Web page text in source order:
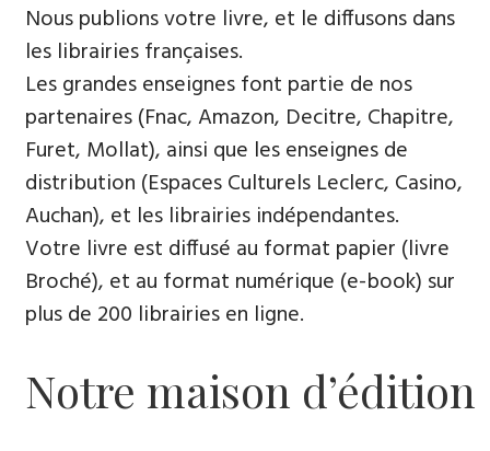
Nous publions votre livre, et le diffusons dans
les librairies françaises​.
Les grandes enseignes font partie de nos
partenaires (Fnac, Amazon, Decitre, Chapitre,
Furet, Mollat), ainsi que les enseignes de
distribution (Espaces Culturels Leclerc, Casino,
Auchan), et les librairies indépendantes.
Votre livre est diffusé au format papier (livre
Broché), et au format numérique (e-book) sur
plus de 200 librairies en ligne.
Notre maison d’édition